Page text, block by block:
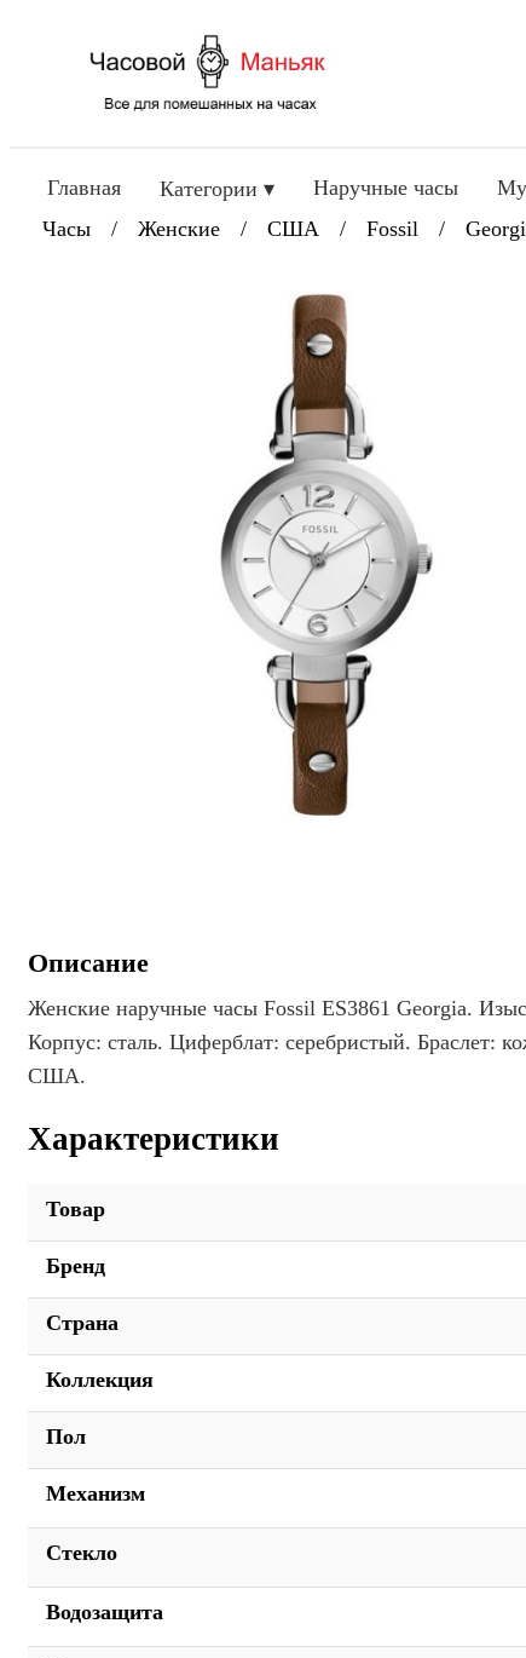
Главная Категории ▾ Наручные часы
Часы
/ Женские / США / Fossil /
Описание
Женские наручные часы Fossil ES3861 Georgia.
Корпус: сталь. Циферблат: серебристый. Браслет:
США.
Характеристики
Товар
Бренд
Страна
Коллекция
Пол
Механизм
Стекло
Водозащита